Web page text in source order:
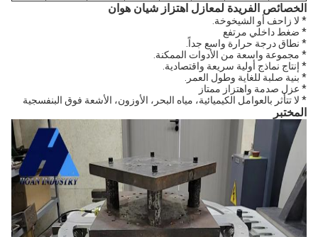
الخصائص الفريدة لمعازل اهتزاز شيان هوان
* لا زاحف أو الشيخوخة.
* ضغط داخلي مرتفع
* نطاق درجة حرارة واسع جداً.
* مجموعة واسعة من الأدوات الممكنة.
* إنتاج نماذج أولية سريعة واقتصادية.
* بنية صلبة للغاية وطول العمر.
* عزل صدمة واهتزاز ممتاز
* لا تتأثر بالعوامل الكيميائية، مياه البحر، الأوزون، الأشعة فوق البنفسجية
المختبر